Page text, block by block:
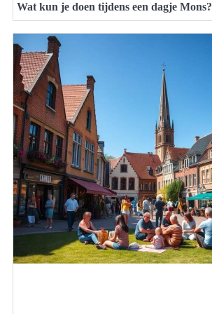
Wat kun je doen tijdens een dagje Mons?